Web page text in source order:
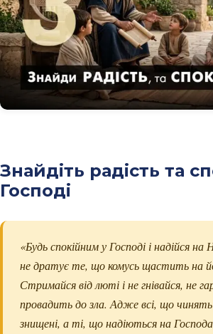
Знайдіть радість та
Господі
«Будь спокійним у Господі і надійся
не дратує те, що комусь щастить на
Стримайся від люті і не гнівайся, не
провадить до зла. Адже всі, що
знищені, а ті, що надіються на